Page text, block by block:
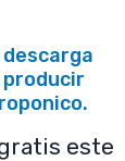
descarga
este